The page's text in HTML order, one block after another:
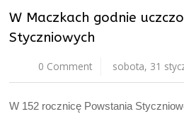
W Maczkach godnie
Styczniowych
0 Comment sobota, 31
W 152 rocznicę Powstania